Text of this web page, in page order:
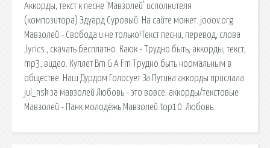
Аккорды, текст к песне 'Мавзолей' исполнителя
(композитора) Эдуард Суровый. На сайте может. jooov.org
Мавзолей - Свобода и не только!Текст песни, перевод, слова
,lyrics , скачать бесплатно. Каюк - Трудно быть, аккорды, текст,
mp3, видео. Куплет Bm G A Fm Трудно быть нормальным в
обществе. Наш Дурдом Голосует За Путина аккорды прислала
jul_nsk за мавзолей Любовь - это вовсе. аккорды/текстовые
Мавзолей - Панк молодёжь Мавзолей top10. Любовь.